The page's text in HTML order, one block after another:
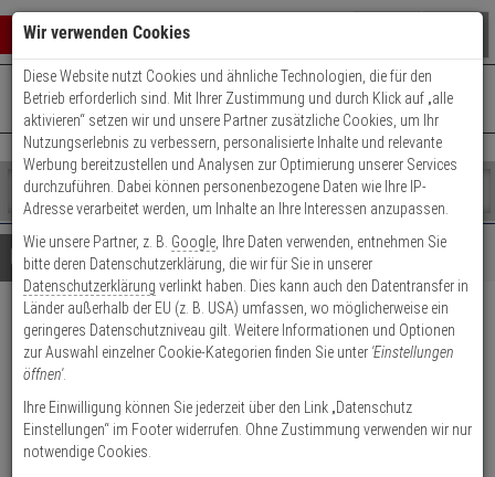
0 ARTIKEL IM WARENKORB
Ihr Warenkorb ist momentan leer.
Ergebnisse ()
Fertig
Shop
durchsuchen
Bitte
geben
Sie
mindestens
Zeichen
ein,
um
Suche
Es
wurde
noch
Kategorien
Suche
gestartet
+49 (0)821 899 493-0Mo. - Do.: 8:00 - 16:30 | Fr.: 8:00 - 14:00 Uhr
Kontaktservice nutzen
Details Beratung
ABUS FOS550 B AL0089
Fenster-Stangenschloss braun
Produktmerkmale
Wir verwenden Cookies
Diese Website nutzt Cookies und ähnliche Technologien, die für den
Betrieb erforderlich sind. Mit Ihrer Zustimmung und durch Klick auf „alle
aktivieren“ setzen wir und unsere Partner zusätzliche Cookies, um Ihr
Nutzungserlebnis zu verbessern, personalisierte Inhalte und relevante
Werbung bereitzustellen und Analysen zur Optimierung unserer Services
durchzuführen. Dabei können personenbezogene Daten wie Ihre IP-
Adresse verarbeitet werden, um Inhalte an Ihre Interessen anzupassen.
Wie unsere Partner, z. B. Google , Ihre Daten verwenden, entnehmen Sie
bitte deren Datenschutzerklärung, die wir für Sie in unserer
Datenschutzerklärung verlinkt haben. Dies kann auch den Datentransfer in
Länder außerhalb der EU (z. B. USA) umfassen, wo möglicherweise ein
geringeres Datenschutzniveau gilt. Weitere Informationen und Optionen
zur Auswahl einzelner Cookie-Kategorien finden Sie unter 'Einstellungen
öffnen'.
Ihre Einwilligung können Sie jederzeit über den Link „Datenschutz
Einstellungen“ im Footer widerrufen. Ohne Zustimmung verwenden wir nur
notwendige Cookies.